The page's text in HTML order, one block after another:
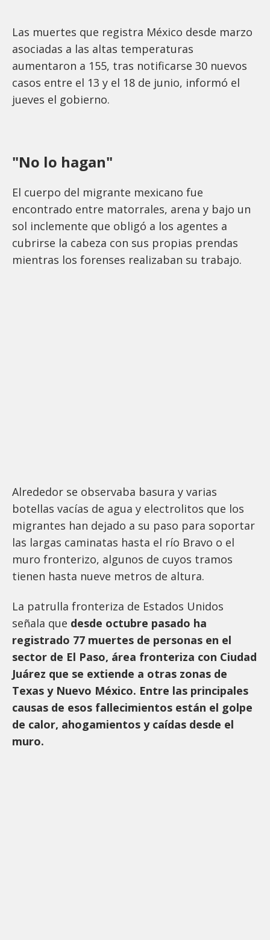
Las muertes que registra México desde marzo
asociadas a las altas temperaturas
aumentaron a 155, tras notificarse 30 nuevos
casos entre el 13 y el 18 de junio, informó el
jueves el gobierno.
"No lo hagan"
El cuerpo del migrante mexicano fue
encontrado entre matorrales, arena y bajo un
sol inclemente que obligó a los agentes a
cubrirse la cabeza con sus propias prendas
mientras los forenses realizaban su trabajo.
Alrededor se observaba basura y varias
botellas vacías de agua y electrolitos que los
migrantes han dejado a su paso para soportar
las largas caminatas hasta el río Bravo o el
muro fronterizo, algunos de cuyos tramos
tienen hasta nueve metros de altura.
La patrulla fronteriza de Estados Unidos
señala que desde octubre pasado ha
registrado 77 muertes de personas en el
sector de El Paso, área fronteriza con Ciudad
Juárez que se extiende a otras zonas de
Texas y Nuevo México. Entre las principales
causas de esos fallecimientos están el golpe
de calor, ahogamientos y caídas desde el
muro.